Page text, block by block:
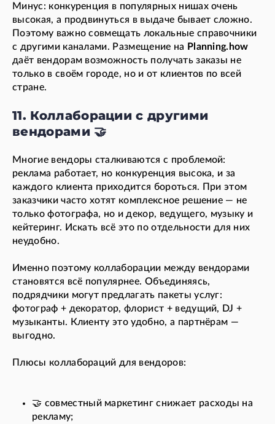
Минус: конкуренция в популярных нишах очень
высокая, а продвинуться в выдаче бывает сложно.
Поэтому важно совмещать локальные справочники
с другими каналами. Размещение на Planning.how
даёт вендорам возможность получать заказы не
только в своём городе, но и от клиентов по всей
стране.
11. Коллаборации с другими
вендорами 🤝
Многие вендоры сталкиваются с проблемой:
реклама работает, но конкуренция высока, и за
каждого клиента приходится бороться. При этом
заказчики часто хотят комплексное решение — не
только фотографа, но и декор, ведущего, музыку и
кейтеринг. Искать всё это по отдельности для них
неудобно.
Именно поэтому коллаборации между вендорами
становятся всё популярнее. Объединяясь,
подрядчики могут предлагать пакеты услуг:
фотограф + декоратор, флорист + ведущий, DJ +
музыканты. Клиенту это удобно, а партнёрам —
выгодно.
Плюсы коллабораций для вендоров:
🤝 совместный маркетинг снижает расходы на
рекламу;